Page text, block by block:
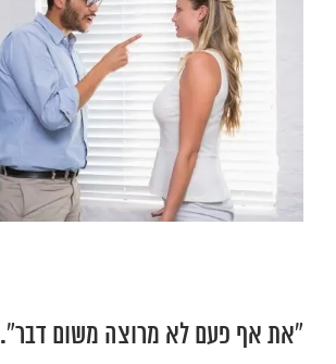
“את אף פעם לא מרוצה משום דבר”.